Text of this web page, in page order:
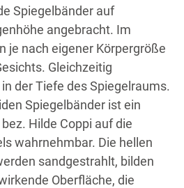
Spiegelbänder auf
angebracht. Im
je nach eigener Körpergröße
Gleichzeitig
der Tiefe des Spiegelraums.
Spiegelbänder ist ein
Hilde Coppi auf die
wahrnehmbar. Die hellen
sandgestrahlt, bilden
Oberfläche, die